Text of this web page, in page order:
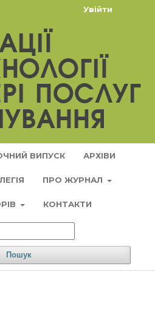
ВИПУСК АРХІВИ
ПРО ЖУРНАЛ
КОНТАКТИ
Пошук
Увійти